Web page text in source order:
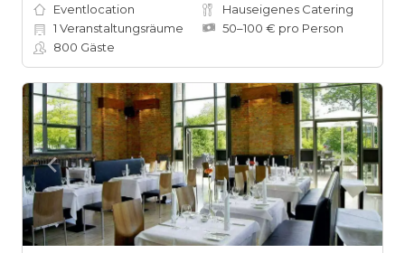
Eventlocation
Hauseigenes Catering
1 Veranstaltungsräume
50–100 € pro Person
800 Gäste